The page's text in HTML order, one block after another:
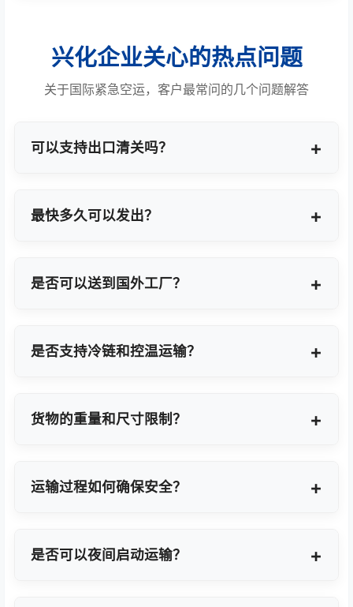
兴化企业关心的热点问题
关于国际紧急空运，客户最常问的几个问题解答
可以支持出口清关吗？
最快多久可以发出？
是否可以送到国外工厂？
是否支持冷链和控温运输？
货物的重量和尺寸限制？
货物特性推荐最优方案。
运输过程如何确保安全？
忧。
是否可以夜间启动运输？